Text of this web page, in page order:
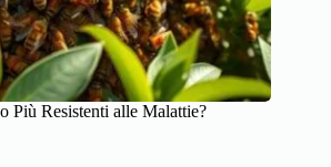
Più Resistenti alle Malattie?